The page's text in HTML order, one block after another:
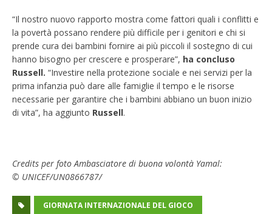
“Il nostro nuovo rapporto mostra come fattori quali i conflitti e
la povertà possano rendere più difficile per i genitori e chi si
prende cura dei bambini fornire ai più piccoli il sostegno di cui
hanno bisogno per crescere e prosperare”, ha concluso
Russell. “Investire nella protezione sociale e nei servizi per la
prima infanzia può dare alle famiglie il tempo e le risorse
necessarie per garantire che i bambini abbiano un buon inizio
di vita”, ha aggiunto Russell.
Credits per foto Ambasciatore di buona volontà Yamal:
© UNICEF/UN0866787/
GIORNATA INTERNAZIONALE DEL GIOCO